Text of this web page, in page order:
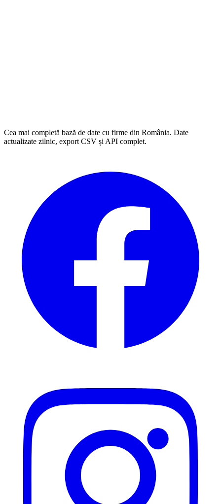
Cea mai completă bază de date cu firme din România. Date
actualizate zilnic, export CSV și API complet.